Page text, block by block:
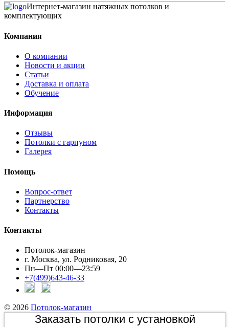
Интернет-магазин натяжных потолков и
комплектующих
Компания
О компании
Новости и акции
Статьи
Доставка и оплата
Обучение
Информация
Отзывы
Потолки с гарпуном
Галерея
Помощь
Вопрос-ответ
Партнерство
Контакты
Контакты
Потолок-магазин
г. Москва, ул. Родниковая, 20
Пн—Пт 00:00—23:59
+7(499)643-46-33
© 2026 Потолок-магазин
Заказать потолки с установкой